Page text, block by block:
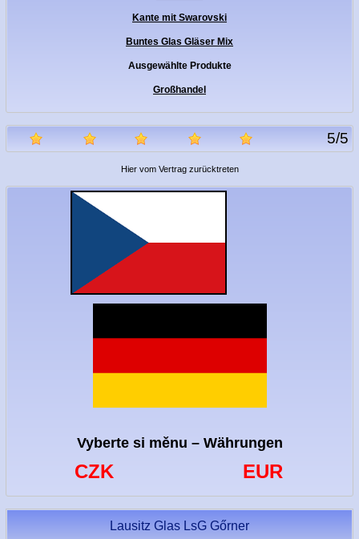
Kante mit Swarovski
Buntes Glas Gläser Mix
Ausgewählte Produkte
Großhandel
5/5
Hier vom Vertrag zurücktreten
Vyberte si měnu – Währungen
CZK EUR
Lausitz Glas LsG Gőrner